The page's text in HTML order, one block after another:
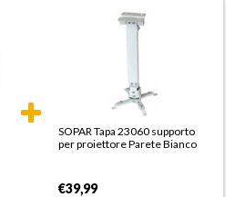
SOPAR Tapa 23060 supporto
per proiettore Parete Bianco
€39,99